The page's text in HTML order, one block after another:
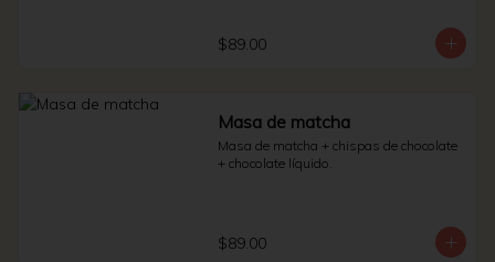
$89.00
Masa de matcha
Masa de matcha + chispas de chocolate
+ chocolate líquido.
$89.00